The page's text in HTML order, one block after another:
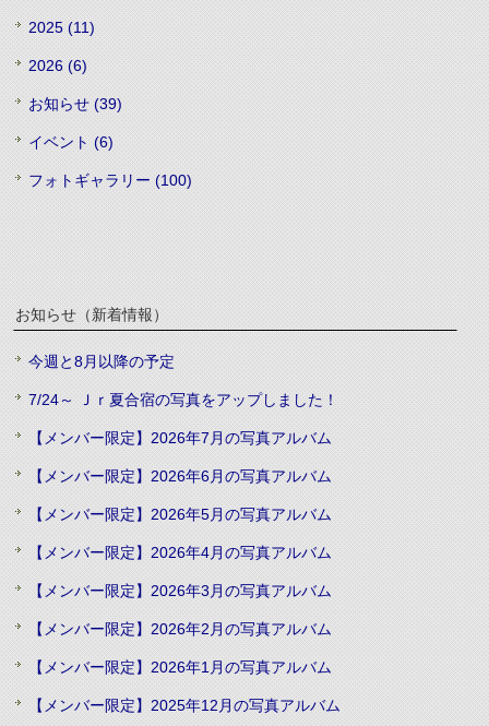
2025 (11)
2026 (6)
お知らせ (39)
イベント (6)
フォトギャラリー (100)
お知らせ（新着情報）
今週と8月以降の予定
7/24～ Ｊｒ夏合宿の写真をアップしました！
【メンバー限定】2026年7月の写真アルバム
【メンバー限定】2026年6月の写真アルバム
【メンバー限定】2026年5月の写真アルバム
【メンバー限定】2026年4月の写真アルバム
【メンバー限定】2026年3月の写真アルバム
【メンバー限定】2026年2月の写真アルバム
【メンバー限定】2026年1月の写真アルバム
【メンバー限定】2025年12月の写真アルバム